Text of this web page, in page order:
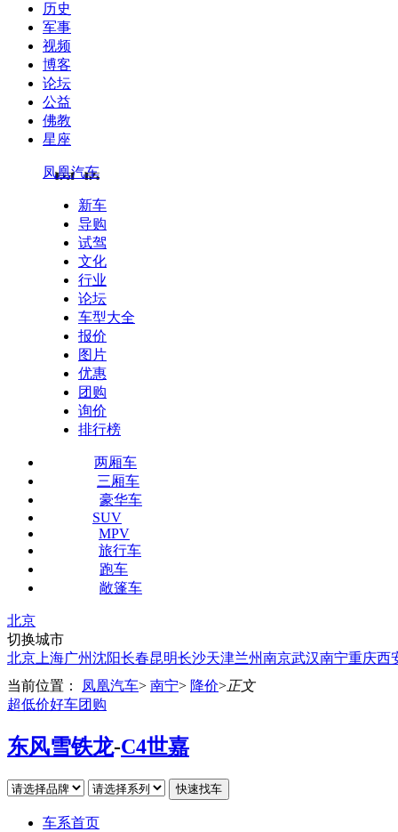
历史
军事
视频
博客
论坛
公益
佛教
星座
凤凰汽车
新车
导购
试驾
文化
行业
论坛
车型大全
报价
图片
优惠
团购
询价
排行榜
两厢车
三厢车
豪华车
SUV
MPV
旅行车
跑车
敞篷车
北京
切换城市
北京 上海广州沈阳长春昆明长沙天津兰州南京武汉南宁重庆西
当前位置：
凤凰汽车> 南宁> 降价>正文
超低价好车团购
东风雪铁龙-C4世嘉
车系首页